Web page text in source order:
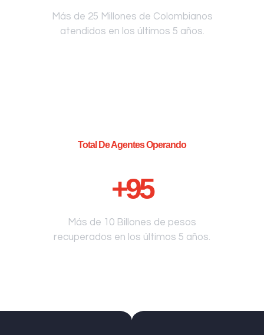
Más de 25 Millones de Colombianos
atendidos en los últimos 5 años.
Total De Agentes Operando
+95
Más de 10 Billones de pesos
recuperados en los últimos 5 años.